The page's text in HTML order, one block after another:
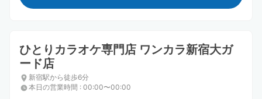
ひとりカラオケ専門店 ワンカラ新宿大ガ
ード店
新宿駅から徒歩6分
本日の営業時間 : 00:00〜00:00